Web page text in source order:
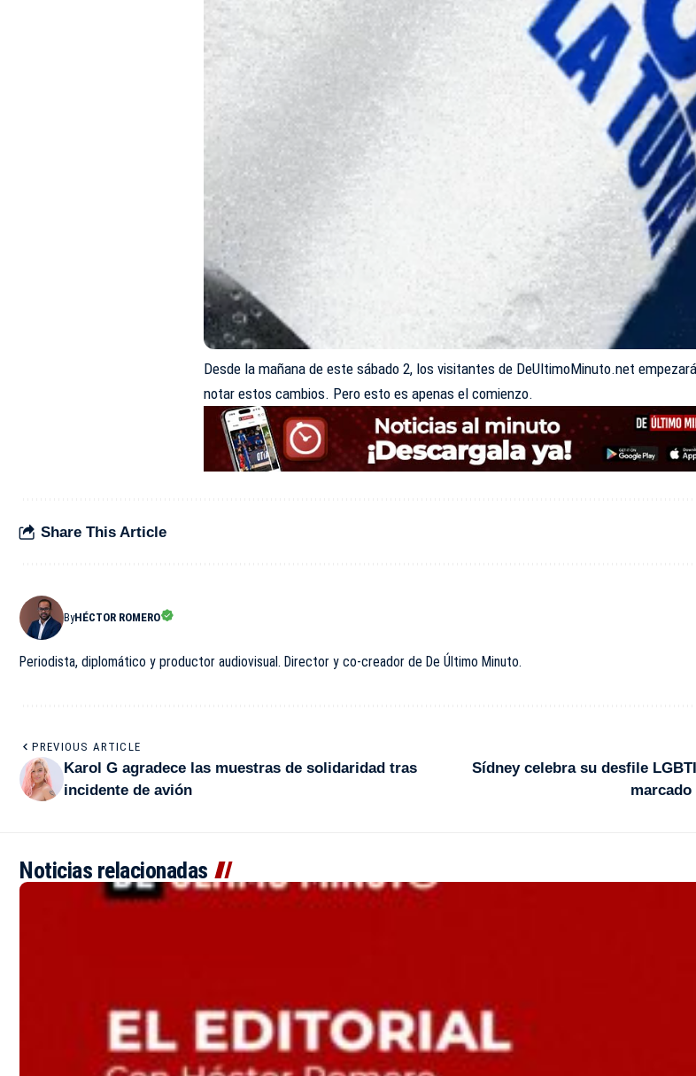
Desde la mañana de este sábado 2, los visitantes de DeUltimoMinuto.net
notar estos cambios. Pero esto es apenas el comienzo.
Share This Article
ByHÉCTOR ROMERO
Periodista, diplomático y productor audiovisual. Director y co-creador de De Último Minuto.
PREVIOUS ARTICLE
Karol G agradece las muestras de solidaridad tras
incidente de avión
Sídney celebra su desfile
Noticias relacionadas